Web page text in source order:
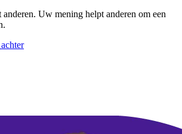
Uw mening helpt anderen om een